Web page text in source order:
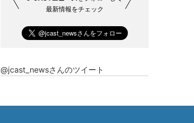
最新情報をチェック
@jcast_newsさんのツイート